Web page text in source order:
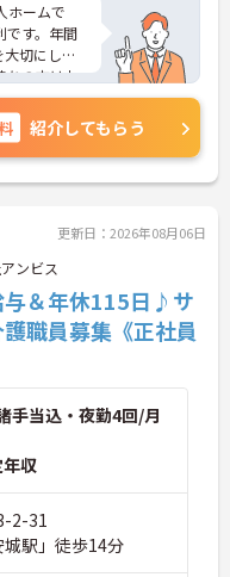
ホームで
です。年間
切にしな
ちの方はお
紹介してもらう
更新日：2026年08月06日
ンビス
与＆年休115日♪サ
職員募集《正社員
手当込・夜勤4回/月
収
2-31
駅」徒歩14分